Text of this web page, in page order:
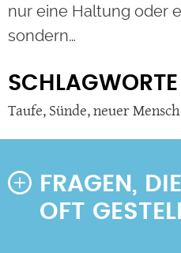
nur eine Haltung oder
sondern…
SCHLAGWORTE
Taufe,Sünde,neuer Mensch
FRAGEN,
OFT